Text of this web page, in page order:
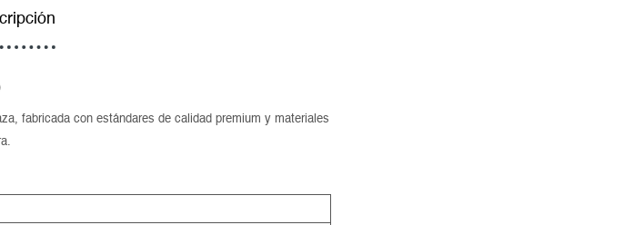
fabricada con estándares de calidad premium y materiales